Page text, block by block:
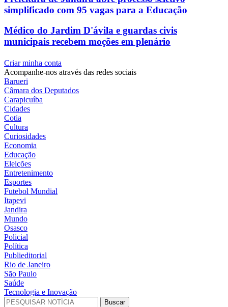
simplificado com 95 vagas para a Educação
Médico do Jardim D'ávila e guardas civis
municipais recebem moções em plenário
Criar minha conta
Acompanhe-nos através das redes sociais
Barueri
Câmara dos Deputados
Carapicuíba
Cidades
Cotia
Cultura
Curiosidades
Economia
Educação
Eleições
Entretenimento
Esportes
Futebol Mundial
Itapevi
Jandira
Mundo
Osasco
Policial
Política
Publieditorial
Rio de Janeiro
São Paulo
Saúde
Tecnologia e Inovação